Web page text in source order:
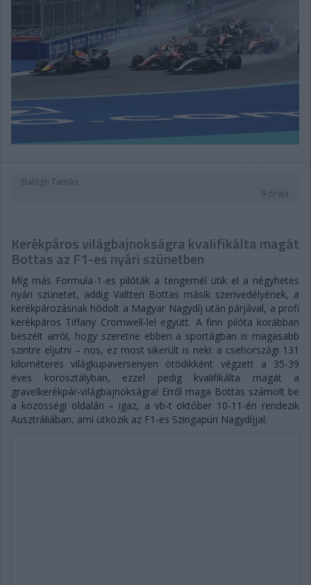
Balogh Tamás
9 órája
Kerékpáros világbajnokságra kvalifikálta magát
Bottas az F1-es nyári szünetben
Míg más Formula-1-es pilóták a tengernél ütik el a négyhetes
nyári szünetet, addig Valtteri Bottas másik szenvedélyének, a
kerékpározásnak hódolt a Magyar Nagydíj után párjával, a profi
kerékpáros Tiffany Cromwell-lel együtt. A finn pilóta korábban
beszélt arról, hogy szeretne ebben a sportágban is magasabb
szintre eljutni – nos, ez most sikerült is neki: a csehországi 131
kilométeres világkupaversenyen ötödikként végzett a 35-39
éves korosztályban, ezzel pedig kvalifikálta magát a
gravelkerékpár-világbajnokságra! Erről maga Bottas számolt be
a közösségi oldalán – igaz, a vb-t október 10-11-én rendezik
Ausztráliában, ami ütközik az F1-es Szingapúri Nagydíjjal.